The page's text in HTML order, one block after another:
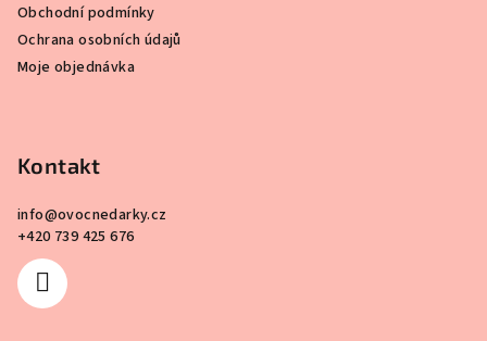
Obchodní podmínky
Ochrana osobních údajů
Moje objednávka
Kontakt
info@ovocnedarky.cz
+420 739 425 676